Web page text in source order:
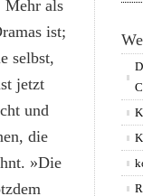
Mehr als
ist;
selbst,
jetzt
und
die
»Die